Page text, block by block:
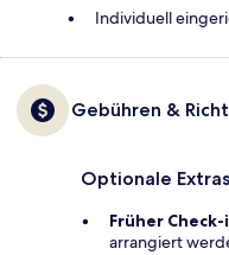
Individuell
Gebühren &
Optionale Extras
Früher Check-
arrangiert